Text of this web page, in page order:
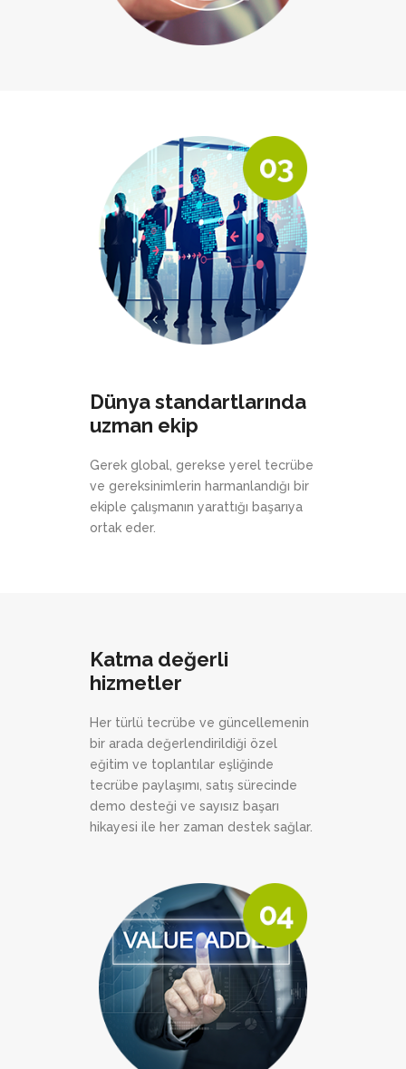
Dünya standartlarında
uzman ekip
Gerek global, gerekse yerel tecrübe
ve gereksinimlerin harmanlandığı bir
ekiple çalışmanın yarattığı başarıya
ortak eder.
Katma değerli
hizmetler
Her türlü tecrübe ve güncellemenin
bir arada değerlendirildiği özel
eğitim ve toplantılar eşliğinde
tecrübe paylaşımı, satış sürecinde
demo desteği ve sayısız başarı
hikayesi ile her zaman destek sağlar.